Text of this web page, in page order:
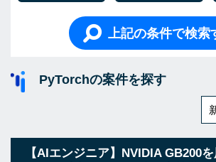
上記の条件で検索
PyTorchの案件を探す
【AIエンジニア】NVIDIA GB200